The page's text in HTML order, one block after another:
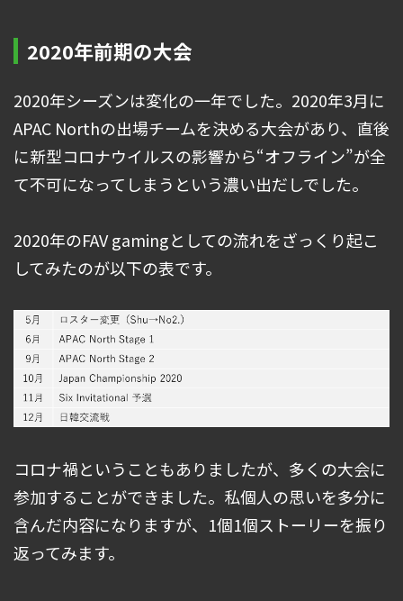
2020年前期の大会
2020年シーズンは変化の一年でした。2020年3月に
APAC Northの出場チームを決める大会があり、直後
に新型コロナウイルスの影響から“オフライン”が全
て不可になってしまうという濃い出だしでした。
2020年のFAV gamingとしての流れをざっくり起こ
してみたのが以下の表です。
コロナ禍ということもありましたが、多くの大会に
参加することができました。私個人の思いを多分に
含んだ内容になりますが、1個1個ストーリーを振り
返ってみます。